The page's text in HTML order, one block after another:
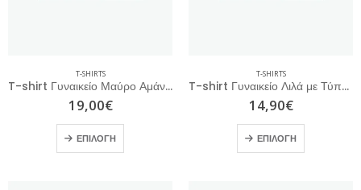
T-SHIRTS
T-shirt Γυναικείο Μαύρο Αμάνικο
19,00€
ΕΠΙΛΟΓΉ
T-SHIRTS
T-shirt Γυναικείο Λιλά με Τύπωμα
14,90€
ΕΠΙΛΟΓΉ